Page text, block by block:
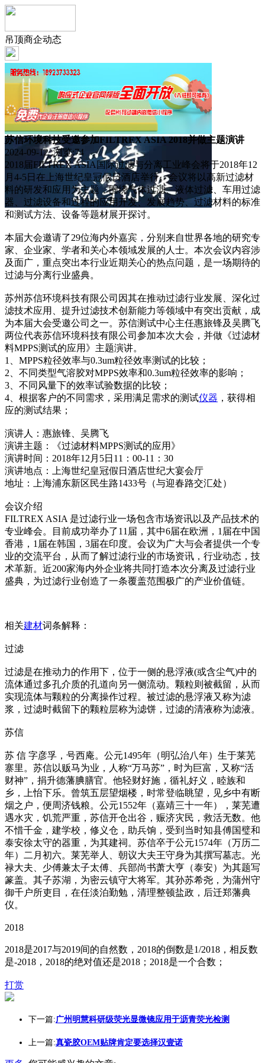
吊顶商企动态
苏信环境科技受邀参加FILTREX ASIA 2018并做主题演讲
2024-09-12 浏览:74
2018届FILTREX ASIA国际过滤与分离工业峰会将于2018年12
月4-5日在上海世纪皇冠假日酒店举行。会议将以高新过滤材
料的研发和应用为主题，围绕气体过滤、液体过滤、车用过滤
器、过滤设备和过程的应用开发、发展趋势、过滤材料的标准
和测试方法、设备等题材展开探讨。
本届大会邀请了29位海内外嘉宾，分别来自世界各地的研究专
家、企业家、学者和关心本领域发展的人士。本次会议内容涉
及面广，重点突出本行业近期关心的热点问题，是一场期待的
过滤与分离行业盛典。
苏州苏信环境科技有限公司因其在推动过滤行业发展、深化过
滤技术应用、提升过滤技术创新能力等领域中有突出贡献，成
为本届大会受邀公司之一。苏信测试中心主任惠旅锋及吴腾飞
两位代表苏信环境科技有限公司参加本次大会，并做《过滤材
料MPPS测试的应用》主题演讲。
1、MPPS粒径效率与0.3um粒径效率测试的比较；
2、不同类型气溶胶对MPPS效率和0.3um粒径效率的影响；
3、不同风量下的效率试验数据的比较；
4、根据客户的不同需求，采用满足需求的测试仪器 ，获得相
应的测试结果；
演讲人：惠旅锋、吴腾飞
演讲主题：《过滤材料MPPS测试的应用》
演讲时间：2018年12月5日11：00-11：30
演讲地点：上海世纪皇冠假日酒店世纪大宴会厅
地址：上海浦东新区民生路1433号（与迎春路交汇处）
会议介绍
FILTREX ASIA 是过滤行业一场包含市场资讯以及产品技术的
专业峰会。目前成功举办了11届，其中6届在欧洲，1届在中国
香港，1届在韩国，3届在印度。会议为广大与会者提供一个专
业的交流平台，从而了解过滤行业的市场资讯，行业动态，技
术革新。近200家海内外企业将共同打造本次分离及过滤行业
盛典，为过滤行业创造了一条覆盖范围极广的产业价值链。
相关建材词条解释：
过滤
过滤是在推动力的作用下，位于一侧的悬浮液(或含尘气)中的
流体通过多孔介质的孔道向另一侧流动。颗粒则被截留，从而
实现流体与颗粒的分离操作过程。被过滤的悬浮液又称为滤
浆，过滤时截留下的颗粒层称为滤饼，过滤的清液称为滤液。
苏信
苏 信 字彦孚，号西庵。公元1495年（明弘治八年）生于莱芜
寨里。苏信以贩马为业，人称“万马苏”，时为巨富，又称“活
财神”，捐升德藩腆膳官。他轻财好施，循礼好义，睦族和
乡，上怡下乐。曾筑五层望烟楼，时常登临眺望，见乡中有断
烟之户，便周济钱粮。公元1552年（嘉靖三十一年），莱芜遭
遇水灾，饥荒严重，苏信开仓出谷，赈济灾民，救活无数。他
不惜千金，建学校，修义仓，助兵饷，受到当时知县傅国璧和
泰安徐太守的器重，为其建祠。苏信卒于公元1574年（万历二
年）二月初六。莱芜举人、朝议大夫王守身为其撰写墓志。光
禄大夫、少傅兼太子太傅、兵部尚书萧大亨（泰安）为其题写
篆盖。其子苏湖，为密云镇守大将军。其孙苏希尧，为蒲州守
御千户所吏目，在任淡泊勤勉，清理整顿盐政，后迁郑藩典
仪。
2018
2018是2017与2019间的自然数，2018的倒数是1/2018，相反数
是-2018，2018的绝对值还是2018；2018是一个合数；
打赏
下一篇:广州明慧科研级荧光显微镜应用于沥青荧光检测
上一篇:真瓷胶OEM贴牌肯定要选择汉壹诺